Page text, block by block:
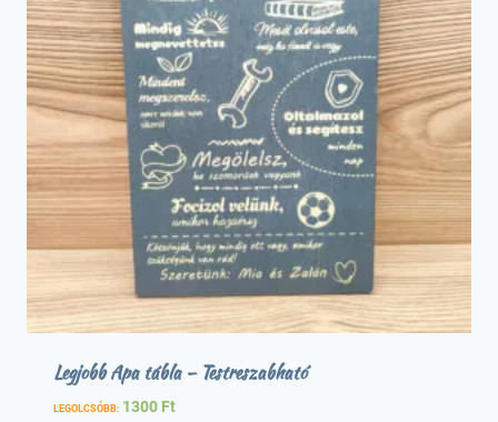
Legjobb Apa tábla – Testreszabható
LEGOLCSÓBB: 1300 Ft